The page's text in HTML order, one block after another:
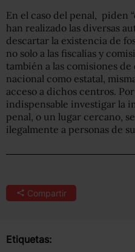
En el caso del penal, piden
han realizado las diversas
descartar la existencia de
no solo a las fiscalías y
también a las comisiones
nacional como estatal,
acceso a dichos centros.
indispensable investigar la
penal, o un lugar cercano,
ilegalmente a personas de
Compartir
Etiquetas: